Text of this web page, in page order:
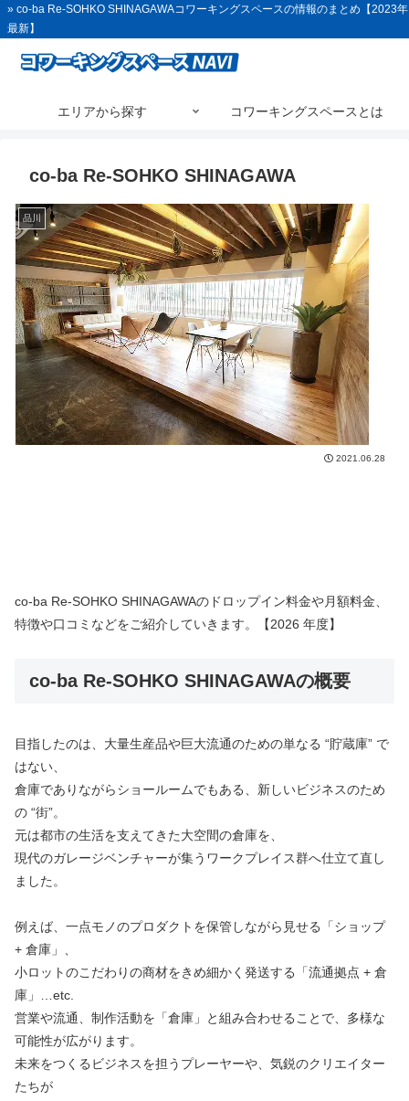
» co-ba Re-SOHKO SHINAGAWAコワーキングスペースの情報のまとめ【2023年
最新】
エリアから探す コワーキングスペースとは
co-ba Re-SOHKO SHINAGAWA
品川
2021.06.28
co-ba Re-SOHKO SHINAGAWAのドロップイン料金や月額料金、
特徴や口コミなどをご紹介していきます。【2026 年度】
co-ba Re-SOHKO SHINAGAWAの概要
目指したのは、大量生産品や巨大流通のための単なる “貯蔵庫” で
はない、
倉庫でありながらショールームでもある、新しいビジネスのため
の “街”。
元は都市の生活を支えてきた大空間の倉庫を、
現代のガレージベンチャーが集うワークプレイス群へ仕立て直し
ました。
例えば、一点モノのプロダクトを保管しながら見せる「ショップ
+ 倉庫」、
小ロットのこだわりの商材をきめ細かく発送する「流通拠点 + 倉
庫」…etc.
営業や流通、制作活動を「倉庫」と組み合わせることで、多様な
可能性が広がります。
未来をつくるビジネスを担うプレーヤーや、気鋭のクリエイター
たちが